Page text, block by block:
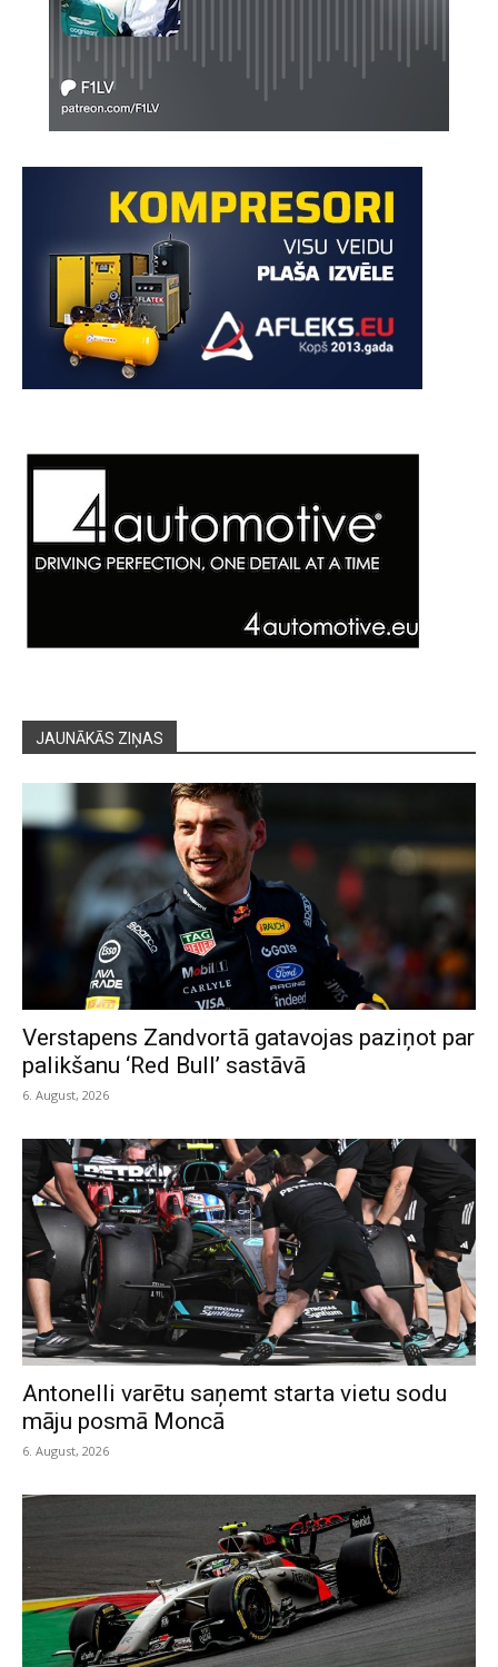
JAUNĀKĀS ZIŅAS
Verstapens Zandvortā gatavojas paziņot par
palikšanu ‘Red Bull’ sastāvā
6. August, 2026
Antonelli varētu saņemt starta vietu sodu
māju posmā Moncā
6. August, 2026